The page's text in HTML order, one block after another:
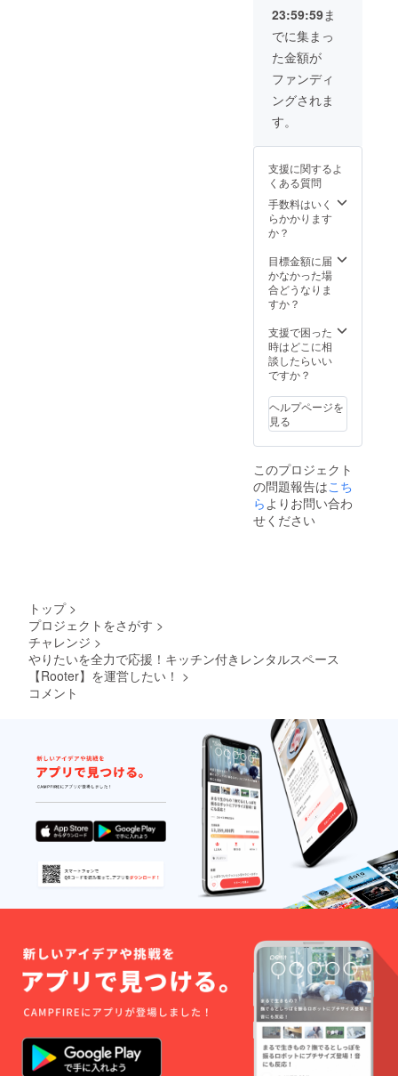
い企業
様にお
ススメ
です！
特典
１：ス
タッフT
名をス
サー様
として
記載 特
典２：1
年間レ
スペー
ス内チ
ラシ設
置 特典
間（最
大週１
回）2時
間利用
４：HP
に1年間
バナー
設置 特
SNSに
て1年間
スポン
サー様
として
23:59:59ま
でに集まっ
た金額が
ファンディ
ングされま
す。
支援に関するよ
くある質問
手数料はいく
らかかります
か？
目標金額に届
かなかった場
合どうなりま
すか？
支援で困った
時はどこに相
談したらいい
ですか？
ヘルプページを
見る
このプロジェクト
の問題報告はこち
ら よりお問い合わ
せください
トップ >
プロジェクトをさがす >
チャレンジ >
やりたいを全力で応援！キッチン付きレンタルスペース
【Rooter】を運営したい！ >
コメント